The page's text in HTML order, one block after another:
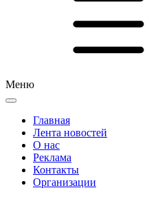
Меню
Главная
Лента новостей
О нас
Реклама
Контакты
Организации